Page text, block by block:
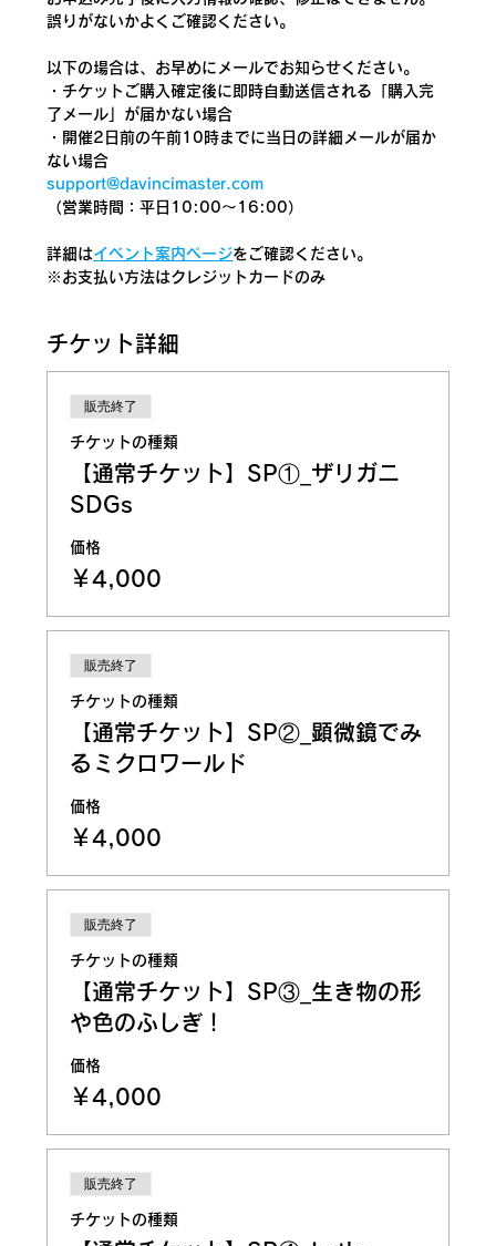
誤りがないかよくご確認ください。
以下の場合は、お早めにメールでお知らせください。
・チケットご購入確定後に即時自動送信される「購入完
了メール」が届かない場合
・開催2日前の午前10時までに当日の詳細メールが届か
ない場合
support@davincimaster.com
（営業時間：平日10:00～16:00）
詳細はイベント案内ページをご確認ください。
​※お支払い方法はクレジットカードのみ
チケット詳細
販売終了
チケットの種類
【通常チケット】SP①_ザリガニ
SDGs
価格
￥4,000
販売終了
チケットの種類
【通常チケット】SP②_​顕微鏡でみ
るミクロワールド
価格
￥4,000
販売終了
チケットの種類
【通常チケット】SP③_生き物の形
や色のふしぎ！
価格
￥4,000
販売終了
チケットの種類